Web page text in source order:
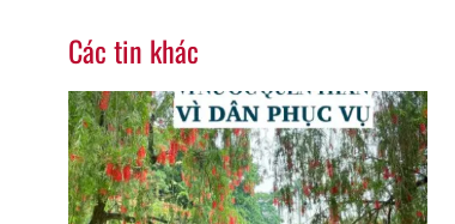
Các tin khác